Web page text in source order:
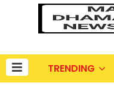
TRENDING